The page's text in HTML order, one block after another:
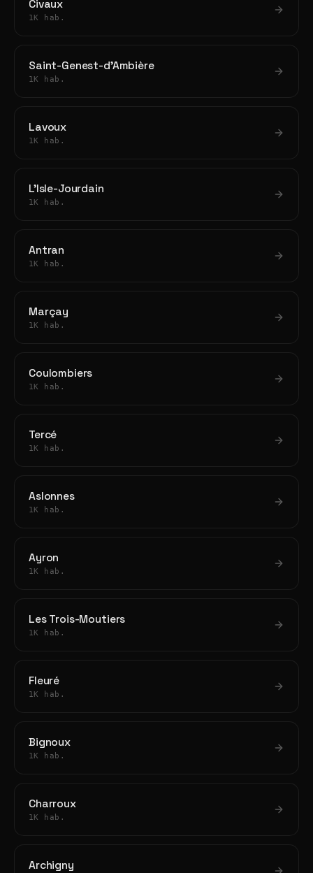
Civaux
1K hab.
Saint-Genest-d'Ambière
1K hab.
Lavoux
1K hab.
L'Isle-Jourdain
1K hab.
Antran
1K hab.
Marçay
1K hab.
Coulombiers
1K hab.
Tercé
1K hab.
Aslonnes
1K hab.
Ayron
1K hab.
Les Trois-Moutiers
1K hab.
Fleuré
1K hab.
Bignoux
1K hab.
Charroux
1K hab.
Archigny